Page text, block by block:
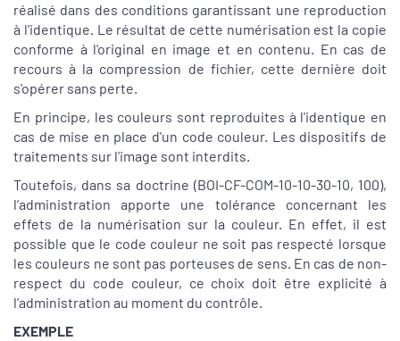
réalisé dans des conditions garantissant une reproduction
à l'identique. Le résultat de cette numérisation est la copie
conforme à l'original en image et en contenu. En cas de
recours à la compression de fichier, cette dernière doit
s'opérer sans perte.
En principe, les couleurs sont reproduites à l'identique en
cas de mise en place d'un code couleur. Les dispositifs de
traitements sur l'image sont interdits.
Toutefois, dans sa doctrine (BOI-CF-COM-10-10-30-10, 100),
l’administration apporte une tolérance concernant les
effets de la numérisation sur la couleur. En effet, il est
possible que le code couleur ne soit pas respecté lorsque
les couleurs ne sont pas porteuses de sens. En cas de non-
respect du code couleur, ce choix doit être explicité à
l’administration au moment du contrôle.
EXEMPLE